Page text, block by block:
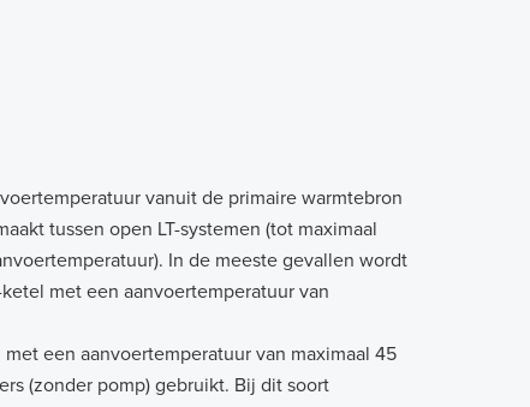
vanuit de primaire warmtebron
tussen open LT-systemen (tot maximaal
In de meeste gevallen wordt
met een aanvoertemperatuur van
een aanvoertemperatuur van maximaal 45
(zonder pomp) gebruikt. Bij dit soort